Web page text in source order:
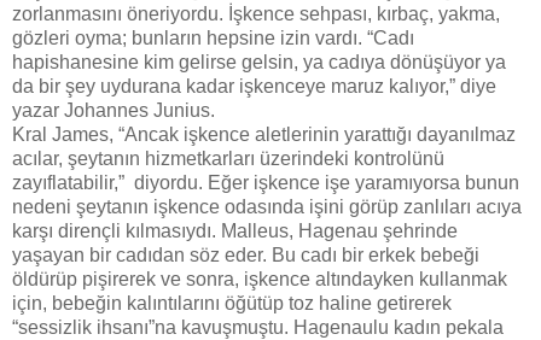
zorlanmasını öneriyordu. İşkence sehpası, kırbaç, yakma,
gözleri oyma; bunların hepsine izin vardı. “Cadı
hapishanesine kim gelirse gelsin, ya cadıya dönüşüyor ya
da bir şey uydurana kadar işkenceye maruz kalıyor,” diye
yazar Johannes Junius.
Kral James, “Ancak işkence aletlerinin yarattığı dayanılmaz
acılar, şeytanın hizmetkarları üzerindeki kontrolünü
zayıflatabilir,” diyordu. Eğer işkence işe yaramıyorsa bunun
nedeni şeytanın işkence odasında işini görüp zanlıları acıya
karşı dirençli kılmasıydı. Malleus, Hagenau şehrinde
yaşayan bir cadıdan söz eder. Bu cadı bir erkek bebeği
öldürüp pişirerek ve sonra, işkence altındayken kullanmak
için, bebeğin kalıntılarını öğütüp toz haline getirerek
“sessizlik ihsanı”na kavuşmuştu. Hagenaulu kadın pekala